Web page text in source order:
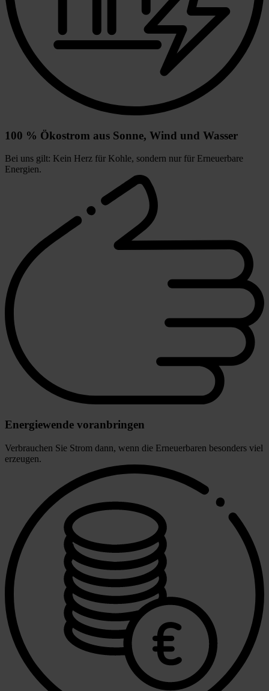
100 % Ökostrom aus Sonne, Wind und Wasser
Bei uns gilt: Kein Herz für Kohle, sondern nur für Erneuerbare
Energien.
Energiewende voranbringen
Verbrauchen Sie Strom dann, wenn die Erneuerbaren besonders viel
erzeugen.